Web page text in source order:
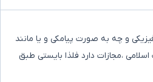
و چه به صورت پیامکی و یا مانند
مجازات اسلامی ،مجازات دارد فلذا بایستی طبق